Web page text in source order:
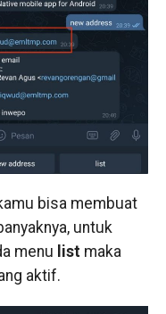
bisa membuat
untuk
menu listmaka
aktif.